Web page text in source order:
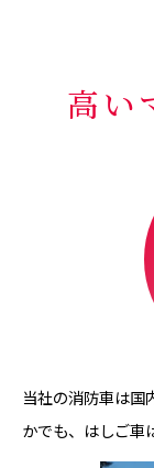
高い
当社の消防車は国
かでも、はしご車